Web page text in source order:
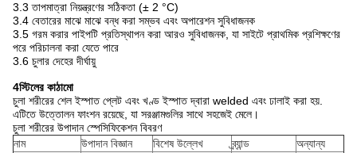
3.3 তাপমাত্রা নিয়ন্ত্রণের সঠিকতা (± 2 °C)
3.4 বেতারের মাঝে মাঝে বন্ধ করা সম্ভব এবং অপারেশন সুবিধাজনক
3.5 গরম করার পাইপটি প্রতিস্থাপন করা আরও সুবিধাজনক, যা সাইটে প্রাথমিক প্রশিক্ষণের
পরে পরিচালনা করা যেতে পারে
3.6 চুলার দেহের দীর্ঘায়ু
4স্টিলের কাঠামো
চুলা শরীরের শেল ইস্পাত প্লেট এবং খণ্ড ইস্পাত দ্বারা welded এবং ঢালাই করা হয়.
এটিতে উত্তোলন ফাংশন রয়েছে, যা সরঞ্জামগুলির সাথে সহজেই মেলে।
চুলা শরীরের উপাদান স্পেসিফিকেশন বিবরণ
নাম
উপাদান বিজ্ঞান বিশেষ উল্লেখ ব্র্যান্ড
অন্যান্য